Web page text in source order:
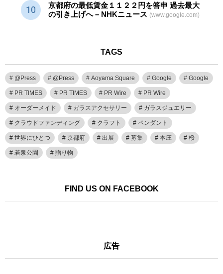
京都府の最低賃金１１２２円を答申 過去最大
の引き上げへ – NHKニュース (www.google.com)
TAGS
@Press @Press Aoyama Square Google Google
PR TIMES PR TIMES PR Wire PR Wire
オーダーメイド ガラスアクセサリー ガラスジュエリー
クラウドファンディング クラフト ペンダント
世界にひとつ 京都府 出展 募集 本庄 桜
若泉公園 贈り物
FIND US ON FACEBOOK
広告